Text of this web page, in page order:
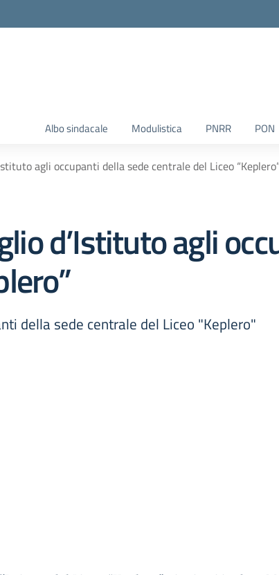
Albo sindacale Modulistica PNRR PON
agli occupanti della sede centrale del Liceo
d’Istituto agli
della sede centrale del Liceo "Keplero"